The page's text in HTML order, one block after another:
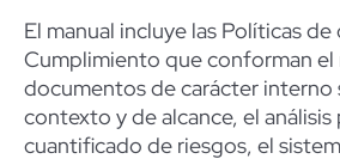
El manual incluye las Políticas de
Cumplimiento que conforman
documentos de carácter interno
contexto y de alcance, el
cuantificado de riesgos, el